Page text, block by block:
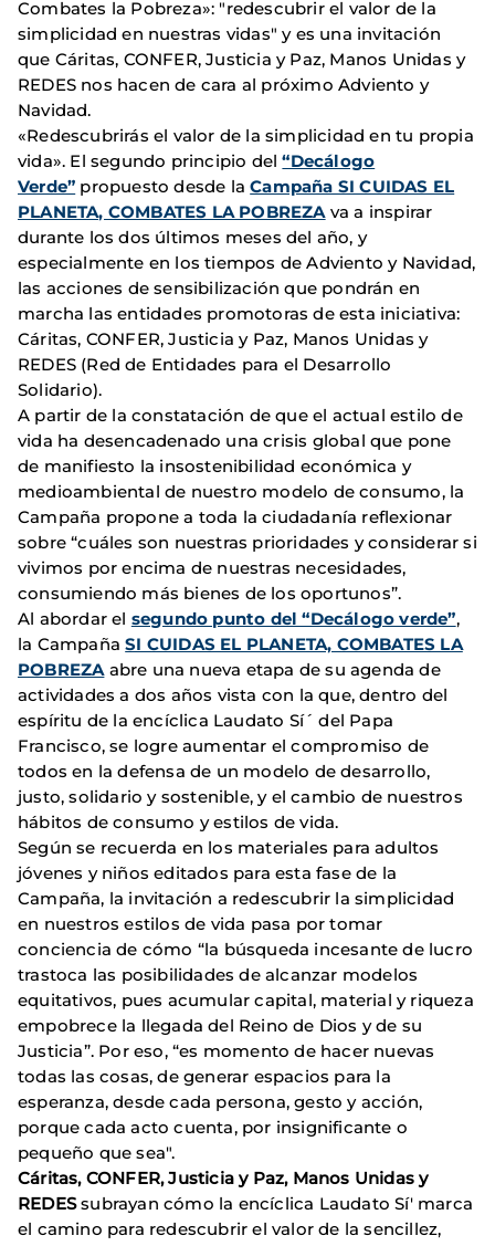
Combates la Pobreza»: "redescubrir el valor de la
simplicidad en nuestras vidas" y es una invitación
que Cáritas, CONFER, Justicia y Paz, Manos Unidas y
REDES nos hacen de cara al próximo Adviento y
Navidad.
«Redescubrirás el valor de la simplicidad en tu propia
vida». El segundo principio del“Decálogo
Verde” propuesto desde laCampaña SI CUIDAS EL
PLANETA, COMBATES LA POBREZAva a inspirar
durante los dos últimos meses del año, y
especialmente en los tiempos de Adviento y Navidad,
las acciones de sensibilización que pondrán en
marcha las entidades promotoras de esta iniciativa:
Cáritas, CONFER, Justicia y Paz, Manos Unidas y
REDES (Red de Entidades para el Desarrollo
Solidario).
A partir de la constatación de que el actual estilo de
vida ha desencadenado una crisis global que pone
de manifiesto la insostenibilidad económica y
medioambiental de nuestro modelo de consumo, la
Campaña propone a toda la ciudadanía reflexionar
sobre “cuáles son nuestras prioridades y considerar si
vivimos por encima de nuestras necesidades,
consumiendo más bienes de los oportunos”.
Al abordar el segundo punto del “Decálogo verde”,
la CampañaSI CUIDAS EL PLANETA, COMBATES LA
POBREZAabre una nueva etapa de su agenda de
actividades a dos años vista con la que, dentro del
espíritu de la encíclica Laudato Sí´ del Papa
Francisco, se logre aumentar el compromiso de
todos en la defensa de un modelo de desarrollo,
justo, solidario y sostenible, y el cambio de nuestros
hábitos de consumo y estilos de vida.
Según se recuerda en los materiales para adultos
jóvenes y niños editados para esta fase de la
Campaña, la invitación a redescubrir la simplicidad
en nuestros estilos de vida pasa por tomar
conciencia de cómo “la búsqueda incesante de lucro
trastoca las posibilidades de alcanzar modelos
equitativos, pues acumular capital, material y riqueza
empobrece la llegada del Reino de Dios y de su
Justicia”. Por eso, “es momento de hacer nuevas
todas las cosas, de generar espacios para la
esperanza, desde cada persona, gesto y acción,
porque cada acto cuenta, por insignificante o
pequeño que sea".
Cáritas, CONFER, Justicia y Paz, Manos Unidas y
REDESsubrayan cómo la encíclica Laudato Sí' marca
el camino para redescubrir el valor de la sencillez,